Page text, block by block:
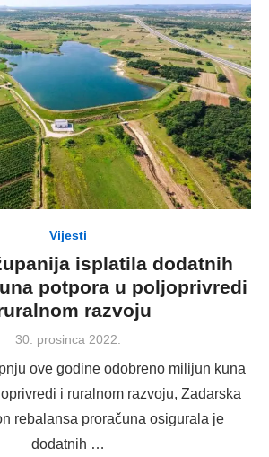
Vijesti
isplatila dodatnih
potpora u poljoprivredi
razvoju
Posted
30. prosinca 2022.
ove godine odobreno milijun kuna
i ruralnom razvoju, Zadarska
rebalansa proračuna osigurala je
dodatnih …